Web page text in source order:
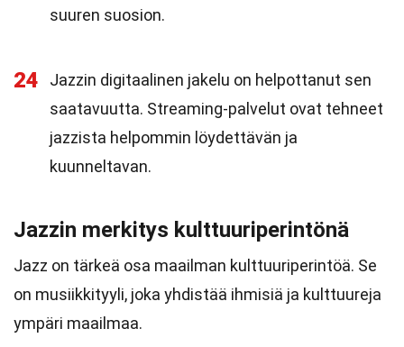
suuren suosion.
24
Jazzin digitaalinen jakelu on helpottanut sen
saatavuutta. Streaming-palvelut ovat tehneet
jazzista helpommin löydettävän ja
kuunneltavan.
Jazzin merkitys kulttuuriperintönä
Jazz on tärkeä osa maailman kulttuuriperintöä. Se
on musiikkityyli, joka yhdistää ihmisiä ja kulttuureja
ympäri maailmaa.